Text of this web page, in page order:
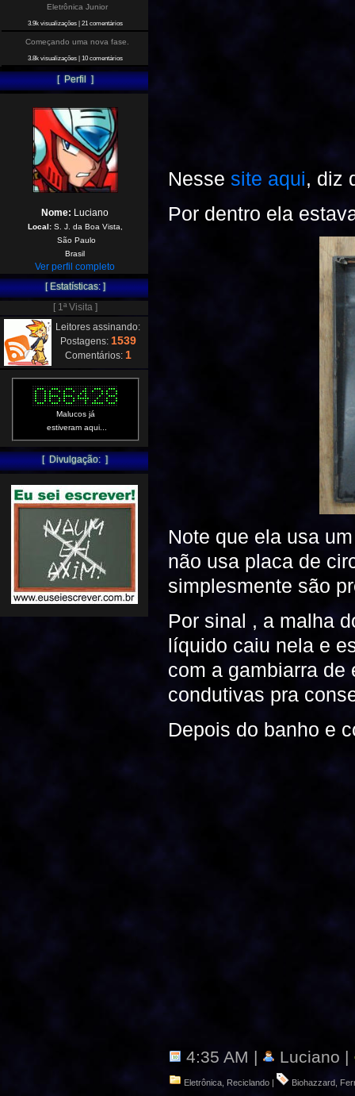
Nesse site aqui, diz
Por dentro ela
Note que ela usa
não usa placa de
simplesmente são
Por sinal , a malha
líquido caiu nela e
com a gambiarra
condutivas pra
Depois do banho e
4:35 AM | Luciano |
Eletrônica Reciclando Biohazzard
Eletrônica Junior
3.9k visualizações| 21 comentários
Começando uma nova fase.
3.8k visualizações| 10 comentários
[ Perfil ]
Nome: Luciano
Local:S. J. da Boa Vista,
São Paulo
Brasil
Ver perfil completo
[ Estatísticas: ]
[ 1ª Visita ]
Leitores assinando:
Postagens: 1539
Comentários: 1
Malucos já
estiveram aqui...
[ Divulgação: ]